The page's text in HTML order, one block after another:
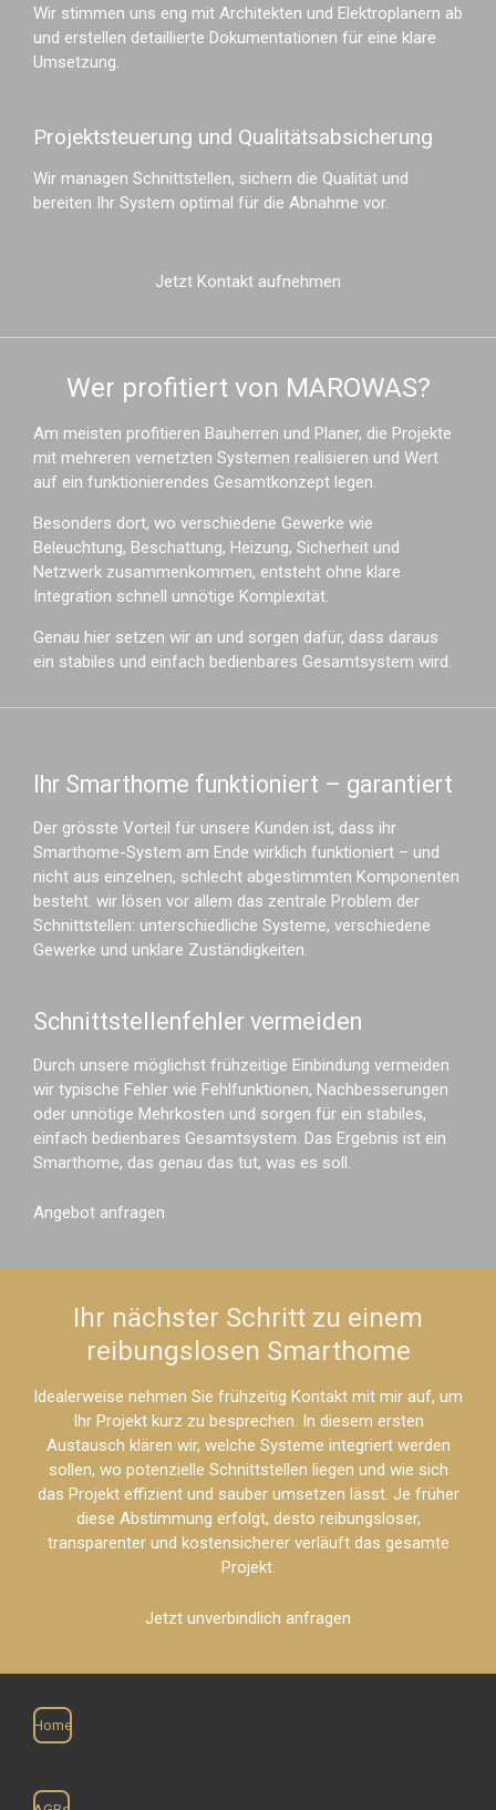
Wir stimmen uns eng mit Architekten und Elektroplanern ab
und erstellen detaillierte Dokumentationen für eine klare
Umsetzung.
Projektsteuerung und Qualitätsabsicherung
Wir managen Schnittstellen, sichern die Qualität und
bereiten Ihr System optimal für die Abnahme vor.
Jetzt Kontakt aufnehmen
Wer profitiert von MAROWAS?
Am meisten profitieren Bauherren und Planer, die Projekte
mit mehreren vernetzten Systemen realisieren und Wert
auf ein funktionierendes Gesamtkonzept legen.
Besonders dort, wo verschiedene Gewerke wie
Beleuchtung, Beschattung, Heizung, Sicherheit und
Netzwerk zusammenkommen, entsteht ohne klare
Integration schnell unnötige Komplexität.
Genau hier setzen wir an und sorgen dafür, dass daraus
ein stabiles und einfach bedienbares Gesamtsystem wird.
Ihr Smarthome funktioniert – garantiert
Der grösste Vorteil für unsere Kunden ist, dass ihr
Smarthome-System am Ende wirklich funktioniert – und
nicht aus einzelnen, schlecht abgestimmten Komponenten
besteht. wir lösen vor allem das zentrale Problem der
Schnittstellen: unterschiedliche Systeme, verschiedene
Gewerke und unklare Zuständigkeiten.
Schnittstellenfehler vermeiden
Durch unsere möglichst frühzeitige Einbindung vermeiden
wir typische Fehler wie Fehlfunktionen, Nachbesserungen
oder unnötige Mehrkosten und sorgen für ein stabiles,
einfach bedienbares Gesamtsystem. Das Ergebnis ist ein
Smarthome, das genau das tut, was es soll.
Angebot anfragen
Ihr nächster Schritt zu einem
reibungslosen Smarthome
Idealerweise nehmen Sie frühzeitig Kontakt mit mir auf, um
Ihr Projekt kurz zu besprechen. In diesem ersten
Austausch klären wir, welche Systeme integriert werden
sollen, wo potenzielle Schnittstellen liegen und wie sich
das Projekt effizient und sauber umsetzen lässt. Je früher
diese Abstimmung erfolgt, desto reibungsloser,
transparenter und kostensicherer verläuft das gesamte
Projekt.
Jetzt unverbindlich anfragen
Home